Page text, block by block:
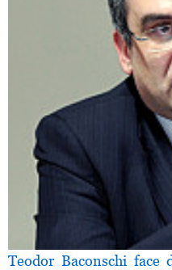
Teodor Baconschi face